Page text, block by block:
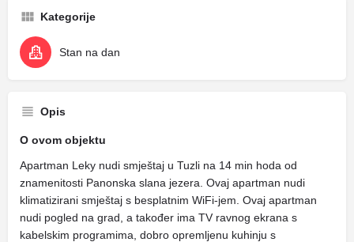
Kategorije
Stan na dan
Opis
O ovom objektu
Apartman Leky nudi smještaj u Tuzli na 14 min hoda od
znamenitosti Panonska slana jezera. Ovaj apartman nudi
klimatizirani smještaj s besplatnim WiFi-jem. Ovaj apartman
nudi pogled na grad, a također ima TV ravnog ekrana s
kabelskim programima, dobro opremljenu kuhinju s